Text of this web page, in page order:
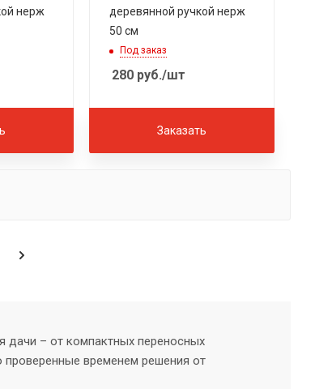
нерж
деревянной ручкой нерж
50 см
Под заказ
280руб./шт
Заказать
дачи – от компактных переносных
временем решения от